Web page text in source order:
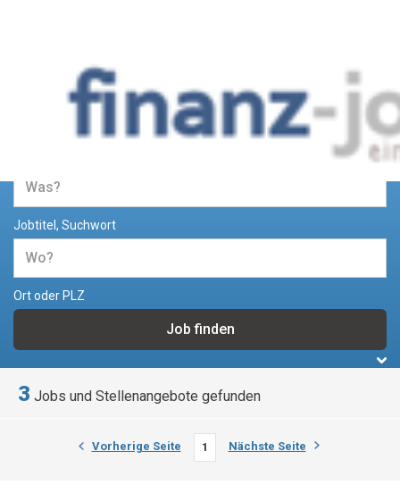
Jobs und Stellenangebote im
Bereich Finanzen
Jobtitel, Suchwort
Ort oder PLZ
3 Jobs und Stellenangebote gefunden
Vorherige Seite 1 Nächste Seite